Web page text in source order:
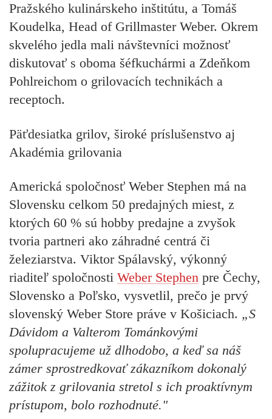
Pražského kulinárskeho inštitútu, a Tomáš
Koudelka, Head of Grillmaster Weber. Okrem
skvelého jedla mali návštevníci možnosť
diskutovať s oboma šéfkuchármi a Zdeňkom
Pohlreichom o grilovacích technikách a
receptoch.
Päťdesiatka grilov, široké príslušenstvo aj
Akadémia grilovania
Americká spoločnosť Weber Stephen má na
Slovensku celkom 50 predajných miest, z
ktorých 60 % sú hobby predajne a zvyšok
tvoria partneri ako záhradné centrá či
železiarstva. Viktor Spálavský, výkonný
riaditeľ spoločnosti Weber Stephen pre Čechy,
Slovensko a Poľsko, vysvetlil, prečo je prvý
slovenský Weber Store práve v Košiciach. „S
Dávidom a Valterom Tománkovými
spolupracujeme už dlhodobo, a keď sa náš
zámer sprostredkovať zákazníkom dokonalý
zážitok z grilovania stretol s ich proaktívnym
prístupom, bolo rozhodnuté."